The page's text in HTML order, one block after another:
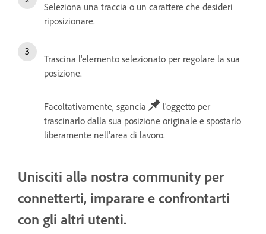
Seleziona una traccia o un carattere che desideri
riposizionare.
Trascina l'elemento selezionato per regolare la sua
posizione.
Facoltativamente, sgancia
l'oggetto per
trascinarlo dalla sua posizione originale e spostarlo
liberamente nell'area di lavoro.
Unisciti alla nostra community per
connetterti, imparare e confrontarti
con gli altri utenti.